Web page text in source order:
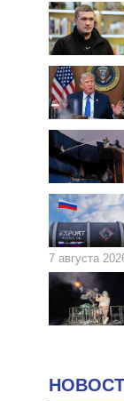
7 августа